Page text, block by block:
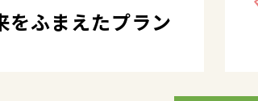
をふまえたプラン